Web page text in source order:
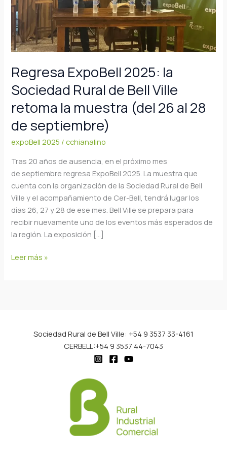
Regresa ExpoBell 2025: la
Sociedad Rural de Bell Ville
retoma la muestra (del 26 al 28
de septiembre)
expoBell 2025 /cchianalino
Tras 20 años de ausencia, en el próximo mes
de septiembre regresa ExpoBell 2025. La muestra que
cuenta con la organización de la Sociedad Rural de Bell
Ville y el acompañamiento de Cer-Bell, tendrá lugar los
días 26, 27 y 28 de ese mes. Bell Ville se prepara para
recibir nuevamente uno de los eventos más esperados de
la región. La exposición […]
Rural
de
Bell
Ville
retoma
muestra
(del
al
28
septiembre)
Leer más »
Sociedad Rural de Bell Ville: +54 9 3537 33-4161
CERBELL:+54 9 3537 44-7043